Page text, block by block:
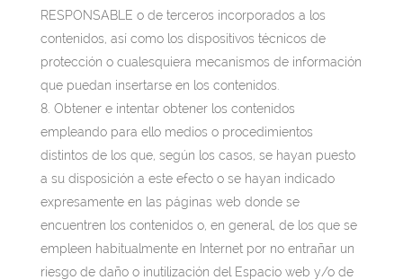
RESPONSABLE o de terceros incorporados a los
contenidos, así como los dispositivos técnicos de
protección o cualesquiera mecanismos de información
que puedan insertarse en los contenidos.
Obtener e intentar obtener los contenidos
empleando para ello medios o procedimientos
distintos de los que, según los casos, se hayan puesto
a su disposición a este efecto o se hayan indicado
expresamente en las páginas web donde se
encuentren los contenidos o, en general, de los que se
empleen habitualmente en Internet por no entrañar un
riesgo de daño o inutilización del Espacio web y/o de